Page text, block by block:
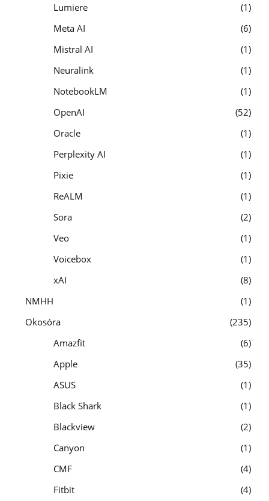
Lumiere
1
Meta AI
6
Mistral AI
1
Neuralink
1
NotebookLM
1
OpenAI
52
Oracle
1
Perplexity AI
1
Pixie
1
ReALM
1
Sora
2
Veo
1
Voicebox
1
xAI
8
NMHH
1
Okosóra
235
Amazfit
6
Apple
35
ASUS
1
Black Shark
1
Blackview
2
Canyon
1
CMF
4
Fitbit
4